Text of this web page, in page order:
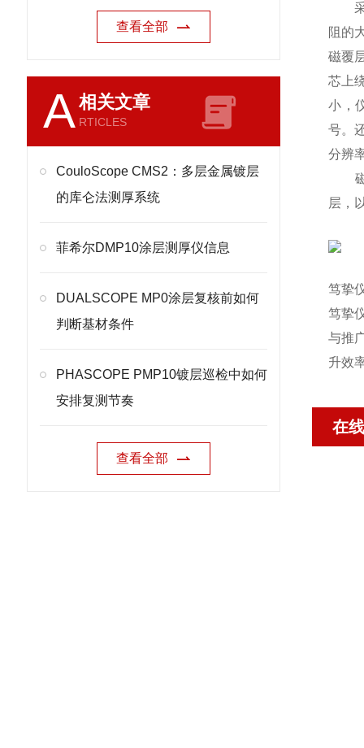
查看全部
A相关文章
RTICLES
CouloScope CMS2：多层金属镀层
的库仑法测厚系统
菲希尔DMP10涂层测厚仪信息
DUALSCOPE MP0涂层复核前如何
判断基材条件
PHASCOPE PMP10镀层巡检中如何
安排复测节奏
查看全部
采
阻的
磁覆
芯上
小，
号。
分辨
磁
层，
笃挚
笃挚
与推
升效
在